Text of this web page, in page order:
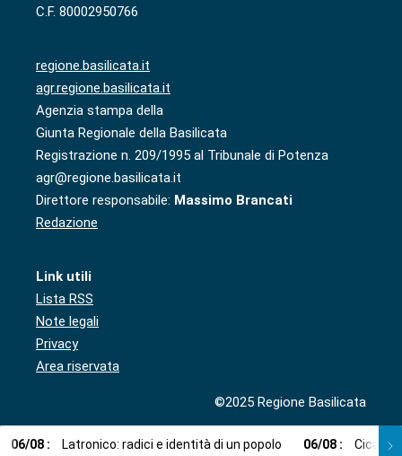
C.F. 80002950766
regione.basilicata.it
agr.regione.basilicata.it
Agenzia stampa della
Giunta Regionale della Basilicata
Registrazione n. 209/1995 al Tribunale di Potenza
agr@regione.basilicata.it
Direttore responsabile: Massimo Brancati
Redazione
Link utili
Lista RSS
Note legali
Privacy
Area riservata
©2025 Regione Basilicata
06/08 : Latronico: radici e identità di un popolo 06/08 : Cicala: